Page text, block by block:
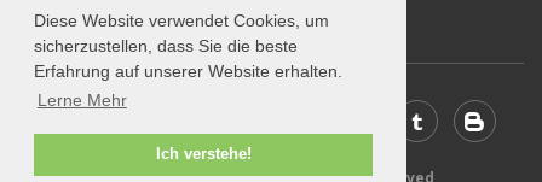
Diese Website verwendet Cookies, um
sicherzustellen, dass Sie die beste
Erfahrung auf unserer Website erhalten.
Lerne Mehr
Ich verstehe!
© 2026 Visit-Hvar.com - All rights reserved